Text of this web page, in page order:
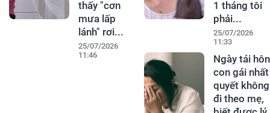
thấy "cơn
mưa lấp
lánh" rơi...
25/07/2026
11:46
1 tháng tôi
phải...
25/07/2026
11:33
Ngày tái
con gái nhất
quyết không
đi theo mẹ,